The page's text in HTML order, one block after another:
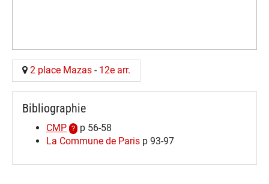
2 place Mazas - 12e arr.
Bibliographie
CMP
p 56-58
La Commune de Paris p 93-97